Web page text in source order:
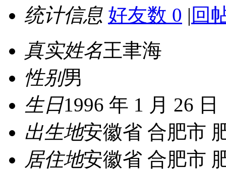
统计信息 好友数 0 | 回
真实姓名王聿海
性别男
生日1996 年 1 月 26 日
出生地安徽省 合肥市
居住地安徽省 合肥市